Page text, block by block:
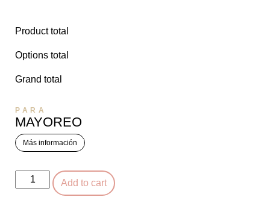
Product total
Options total
Grand total
PARA
MAYOREO
Más información
PULSERA
CORAZONES
Add to cart